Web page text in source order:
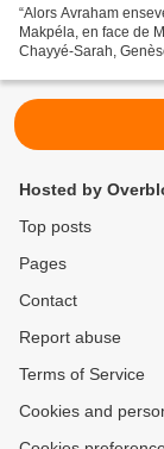
“Alors Avraham
Makpéla, en face de
Chayyé-Sarah,
Hosted by
Top posts
Pages
Contact
Report abuse
Terms of Service
Cookies and